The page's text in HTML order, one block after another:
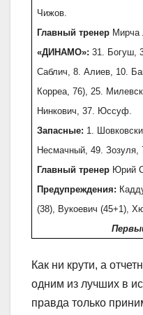
Чижов.
Главный тренер Мирча
«ДИНАМО»: 31. Богуш,
Саблич, 8. Алиев, 10.
Корреа, 76), 25.
Нинкович, 37. Юссуф.
Запасные: 1.
Несмачный, 49. Зозуля,
Главный тренер Юрий
Предупреждения:
(38), Вукоевич (45+1),
Как ни крути, а
одним из лучших в
правда только